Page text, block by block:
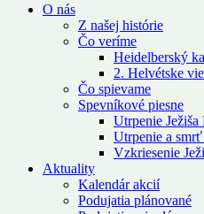
O nás
Z našej histórie
Čo veríme
Heidelberský
2. Helvétske
Čo spievame
Spevníkové piesne
Utrpenie Ježiša
Utrpenie a
Vzkriesenie
Aktuality
Kalendár akcií
Podujatia plánované